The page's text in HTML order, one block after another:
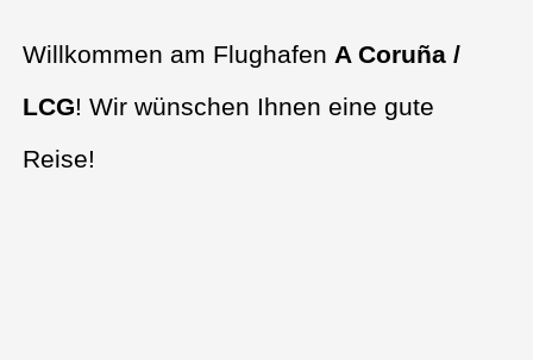
Willkommen am Flughafen A Coruña /
LCG! Wir wünschen Ihnen eine gute
Reise!